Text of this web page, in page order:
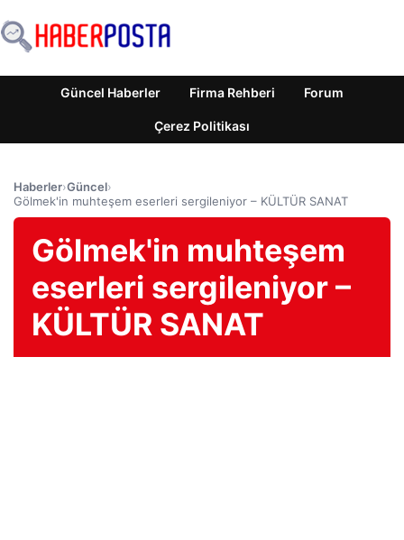
Güncel Haberler Firma Rehberi Forum
Çerez Politikası
Haberler›Güncel›
Gölmek'in muhteşem eserleri sergileniyor – KÜLTÜR SANAT
Gölmek'in muhteşem
eserleri sergileniyor –
KÜLTÜR SANAT